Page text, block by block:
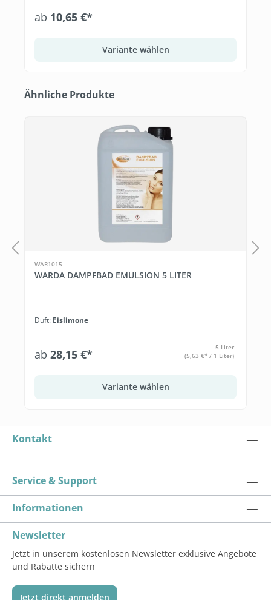
ab 10,65 €*
Variante wählen
Produktgalerie überspringen
Ähnliche Produkte
WAR1015
WARDA DAMPFBAD EMULSION 5 LITER
Duft: Eislimone
ab 28,15 €*
5 Liter
(5,63 €* / 1 Liter)
Variante wählen
Kontakt
Service & Support
Informationen
Newsletter
Jetzt in unserem kostenlosen Newsletter exklusive Angebote
und Rabatte sichern
Jetzt direkt anmelden